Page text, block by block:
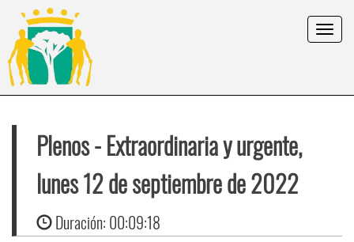
Toggle
Plenos- Extraordinaria y urgente,
lunes 12 de septiembre de 2022
Duración: 00:09:18